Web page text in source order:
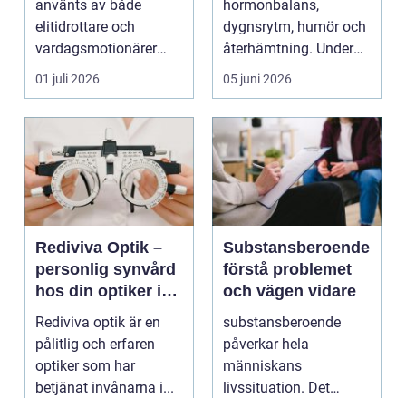
använts av både
elitidrottare och
vardagsmotionärer
för...
01 juli 2026
hormonbalans,
dygnsrytm, humör och
återhämtning. Under
senare år har en ny typ
av prod...
05 juni 2026
Rediviva Optik –
personlig synvård
hos din optiker i
Uppsala
Rediviva optik är en
pålitlig och erfaren
optiker som har
betjänat invånarna i...
Substansberoende
förstå problemet
och vägen vidare
substansberoende
påverkar hela
människans
livssituation. Det